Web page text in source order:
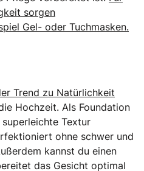
sorgen
Gel- oder Tuchmasken.
Trend zu Natürlichkeit
Hochzeit. Als Foundation
Textur
ohne schwer und
kannst du einen
das Gesicht optimal